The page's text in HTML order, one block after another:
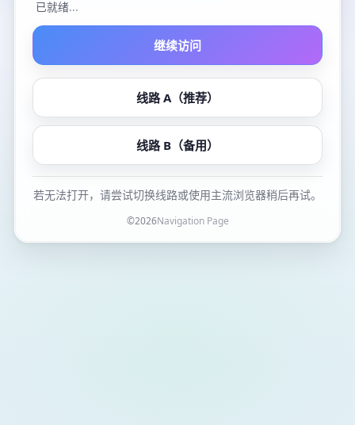
已就绪...
继续访问
线路 A（推荐）
线路 B（备用）
若无法打开，请尝试切换线路或使用主流浏览器稍后再试。
©2026Navigation Page